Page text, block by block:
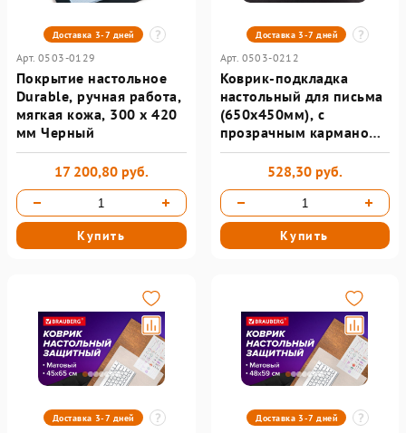
Доставка 3-7 дней
Арт. 0503-0129
Покрытие настольное
Durable, ручная работа,
мягкая кожа, 300 х 420
мм Черный
17 200,80 руб.
Купить
Доставка 3-7 дней
Арт. 0503-0212
Коврик-подкладка
настольный для письма
(650х450мм), с
прозрачным карманом,
черный, BRAUBERG
528,30 руб.
Купить
Доставка 3-7 дней Доставка 3-7 дней